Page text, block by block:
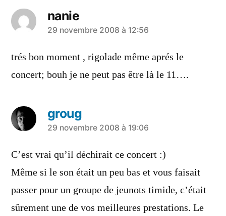
nanie
a
29 novembre 2008 à 12:56
trés bon moment , rigolade même aprés le
concert; bouh je ne peut pas être là le 11….
groug
a
dit :
29 novembre 2008 à 19:06
C’est vrai qu’il déchirait ce concert :)
Même si le son était un peu bas et vous faisait
passer pour un groupe de jeunots timide, c’était
sûrement une de vos meilleures prestations. Le